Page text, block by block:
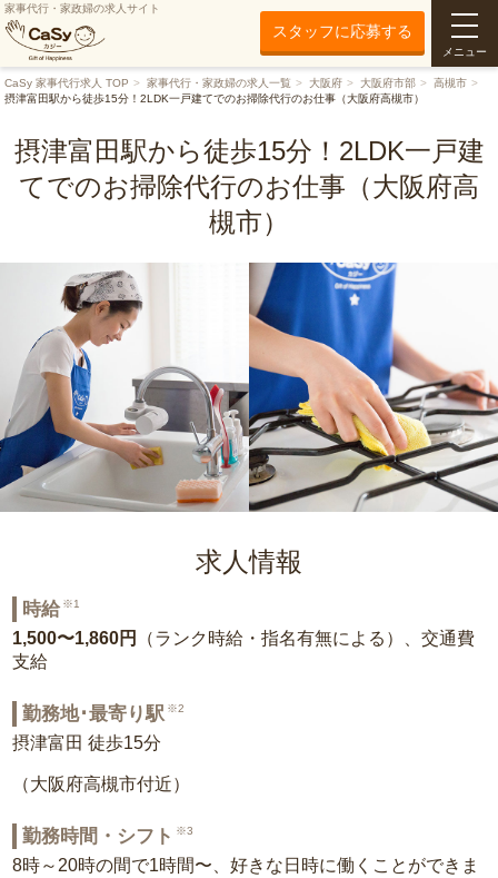
家事代行・家政婦の求人サイト
スタッフに応募する
メニュー
CaSy 家事代行求人 TOP 家事代行・家政婦の求人一覧 大阪府 大阪府市部
高槻市
摂津富田駅から徒歩15分！2LDK一戸建てでのお掃除代行のお仕事（大阪府高槻市）
摂津富田駅から徒歩15分！2LDK一戸建
てでのお掃除代行のお仕事（大阪府高
槻市）
求人情報
時給 ※1
1,500〜1,860円
（ランク時給・指名有無による）、交通費
支給
勤務地･最寄り駅 ※2
摂津富田 徒歩15分
（大阪府高槻市付近）
勤務時間・シフト ※3
8時～20時の間で1時間〜、好きな日時に働くことができま